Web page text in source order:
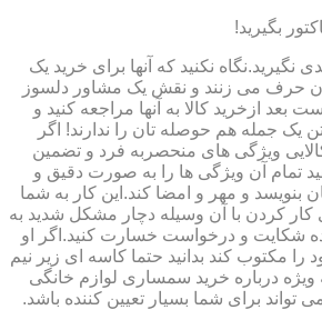
بگیرید!
نگیرید.نگاه نکنید که آنها برای خرید یک
حرف می زنند و نقش یک مشاور دلسوز
بعد ازخرید کالا به آنها مراجعه کنید و
یک جمله هم حوصله تان را ندارند! اگر
ویژگی های منحصربه فرد و تضمین
تمام آن ویژگی ها را به صورت دقیق و
بنویسد و مهر و امضا کند.این کار به شما
کار کردن با آن وسیله دچار مشکل شدید به
شکایت و درخواست خسارت کنید.اگر او
مکتوب کند بدانید حتما کاسه ای زیر نیم
درباره خرید سمساری لوازم خانگی
تواند برای شما بسیار تعیین کننده باشد.